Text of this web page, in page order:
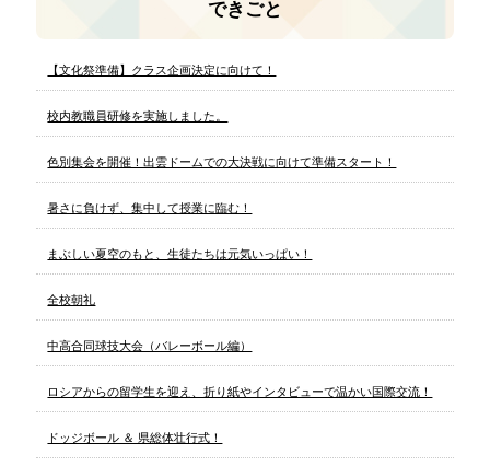
できごと
【文化祭準備】クラス企画決定に向けて！
校内教職員研修を実施しました。
色別集会を開催！出雲ドームでの大決戦に向けて準備スタート！
暑さに負けず、集中して授業に臨む！
まぶしい夏空のもと、生徒たちは元気いっぱい！
全校朝礼
中高合同球技大会（バレーボール編）
ロシアからの留学生を迎え、折り紙やインタビューで温かい国際交流！
ドッジボール ＆ 県総体壮行式！